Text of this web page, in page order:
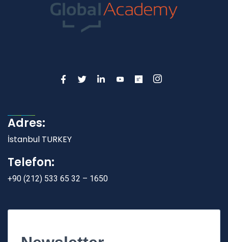
Adres:
İstanbul TURKEY
Telefon:
+90 (212) 533 65 32 – 1650